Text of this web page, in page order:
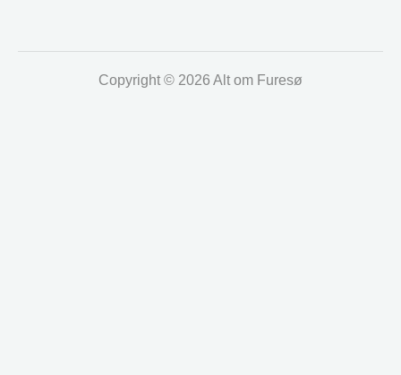
Copyright © 2026 Alt om Furesø